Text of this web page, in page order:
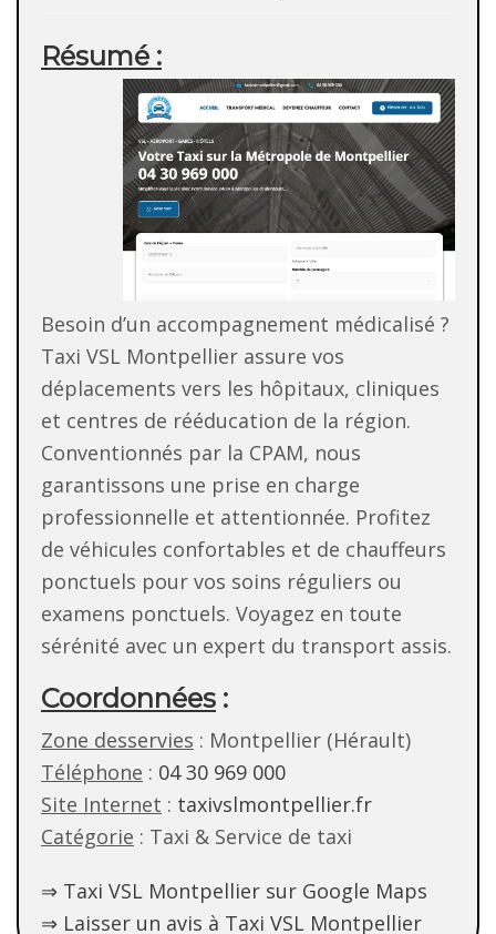
Résumé :
Besoin d’un accompagnement médicalisé ?
Taxi VSL Montpellier assure vos
déplacements vers les hôpitaux, cliniques
et centres de rééducation de la région.
Conventionnés par la CPAM, nous
garantissons une prise en charge
professionnelle et attentionnée. Profitez
de véhicules confortables et de chauffeurs
ponctuels pour vos soins réguliers ou
examens ponctuels. Voyagez en toute
sérénité avec un expert du transport assis.
Coordonnées :
Zone desservies : Montpellier (Hérault)
Téléphone : 04 30 969 000
Site Internet : taxivslmontpellier.fr
Catégorie : Taxi & Service de taxi
⇒ Taxi VSL Montpellier sur Google Maps
⇒ Laisser un avis à Taxi VSL Montpellier